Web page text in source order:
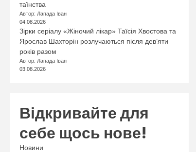
таїнства
Автор: Лапада Іван
04.08.2026
Зірки серіалу «Жіночий лікар» Таїсія Хвостова та
Ярослав Шахторін розлучаються після дев’яти
років разом
Автор: Лапада Іван
03.08.2026
Відкривайте для
себе щось нове!
Новини